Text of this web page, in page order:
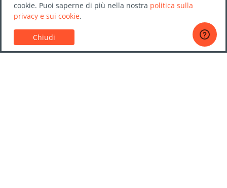
cookie. Puoi saperne di più nella nostra politica sulla
privacy e sui cookie.
Chiudi